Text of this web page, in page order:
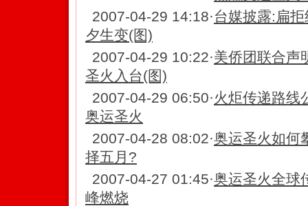
2007-04-29 14:18·台媒披露:扁
夕生变(图)
2007-04-29 10:22·美侨团联合声
圣火入台(图)
2007-04-29 06:50·火炬传递路线
奥运圣火
2007-04-28 08:02·奥运圣火如何
择五月?
2007-04-27 01:45·奥运圣火全球
峰燃烧